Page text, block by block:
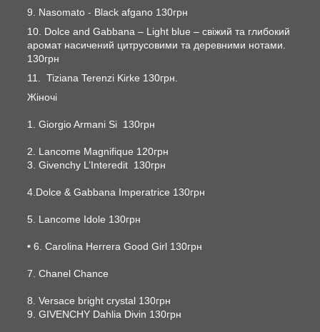
9. Nasomato - Black afgano 130грн
10. Dolce and Gabbana – Light blue – свіжий та глибокий
аромат насичений цитрусовими та деревними нотами.
130грн
11. Tiziana Terenzi Kirke 130грн.
Жіночі
1. Giorgio Armani Si 130грн
2. Lancome Magnifique 120грн
3. Givenchy L’Interedit 130грн
4.Dolce & Gabbana Imperatrice 130грн
5. Lancome Idole 130грн
• 6. Carolina Herrera Good Girl 130грн
7. Chanel Chance
8. Versace bright crystal 130грн
9. GIVENCHY Dahlia Divin 130грн